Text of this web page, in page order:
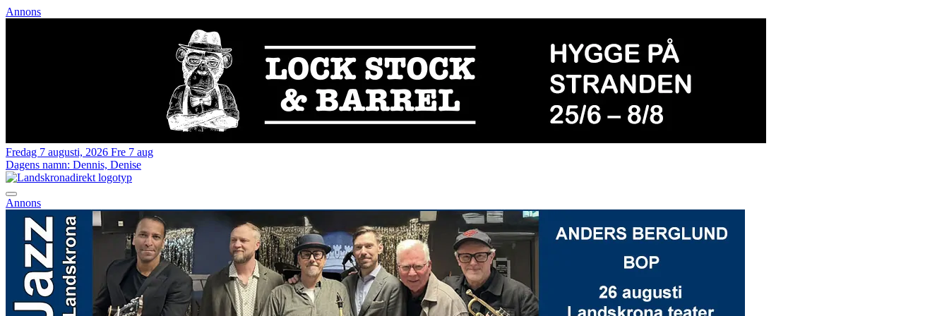
Annons
Fredag 7 augusti, 2026 Fre 7 aug
Dagens namn: Dennis, Denise
Annons